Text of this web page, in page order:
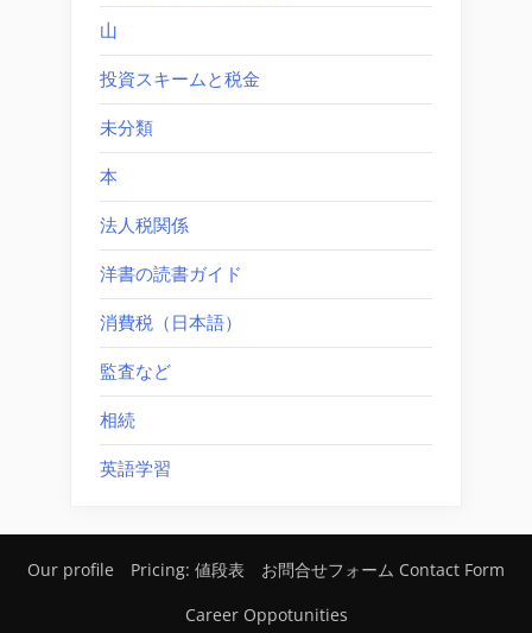
山
投資スキームと税金
未分類
本
法人税関係
洋書の読書ガイド
消費税（日本語）
監査など
相続
英語学習
Our profile Pricing: 値段表 お問合せフォーム Contact Form
Career Oppotunities